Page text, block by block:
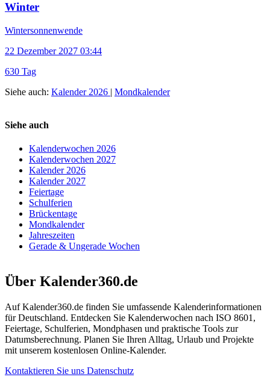
Winter
Wintersonnenwende
22 Dezember 2027 03:44
630 Tag
Siehe auch: Kalender 2026 | Mondkalender
Siehe auch
Kalenderwochen 2026
Kalenderwochen 2027
Kalender 2026
Kalender 2027
Feiertage
Schulferien
Brückentage
Mondkalender
Jahreszeiten
Gerade & Ungerade Wochen
Über Kalender360.de
Auf Kalender360.de finden Sie umfassende Kalenderinformationen
für Deutschland. Entdecken Sie Kalenderwochen nach ISO 8601,
Feiertage, Schulferien, Mondphasen und praktische Tools zur
Datumsberechnung. Planen Sie Ihren Alltag, Urlaub und Projekte
mit unserem kostenlosen Online-Kalender.
Kontaktieren Sie uns Datenschutz